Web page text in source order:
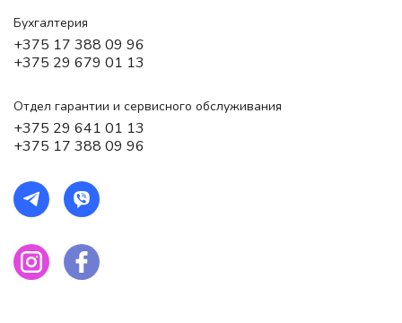
Бухгалтерия
+375 17 388 09 96
+375 29 679 01 13
Отдел гарантии и сервисного обслуживания
+375 29 641 01 13
+375 17 388 09 96